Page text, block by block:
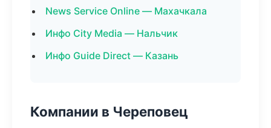
News Service Online — Махачкала
Инфо City Media — Нальчик
Инфо Guide Direct — Казань
Компании в Череповец